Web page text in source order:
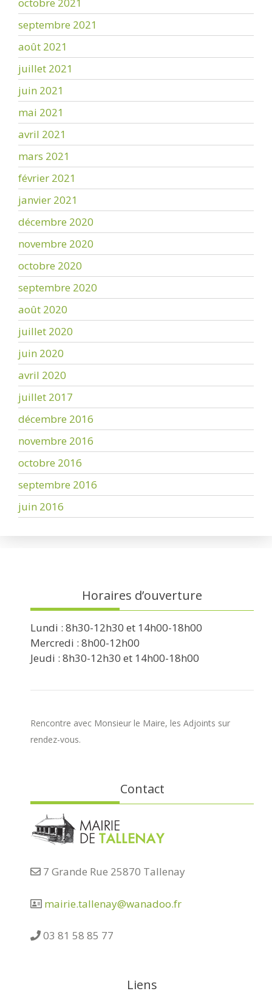
octobre 2021
septembre 2021
août 2021
juillet 2021
juin 2021
mai 2021
avril 2021
mars 2021
février 2021
janvier 2021
décembre 2020
novembre 2020
octobre 2020
septembre 2020
août 2020
juillet 2020
juin 2020
avril 2020
juillet 2017
décembre 2016
novembre 2016
octobre 2016
septembre 2016
juin 2016
Horaires d’ouverture
Lundi : 8h30-12h30 et 14h00-18h00
Mercredi : 8h00-12h00
Jeudi : 8h30-12h30 et 14h00-18h00
Rencontre avec Monsieur le Maire, les Adjoints sur
rendez-vous.
Contact
7 Grande Rue 25870 Tallenay
mairie.tallenay@wanadoo.fr
03 81 58 85 77
Liens